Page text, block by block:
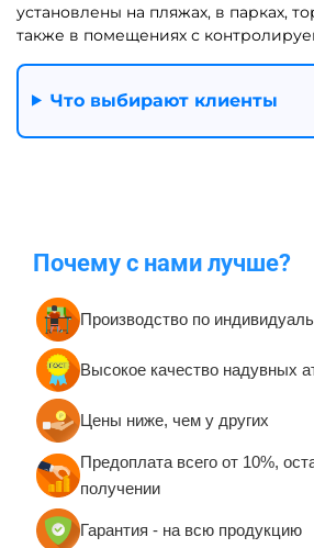
установлены на пляжах, в парках,
также в помещениях с
Что выбирают клиенты
Почему с нами лучше?
Производство по
Высокое качество надувных
Цены ниже, чем у других
Предоплата всего от 10%,
получении
Гарантия - на всю продукцию